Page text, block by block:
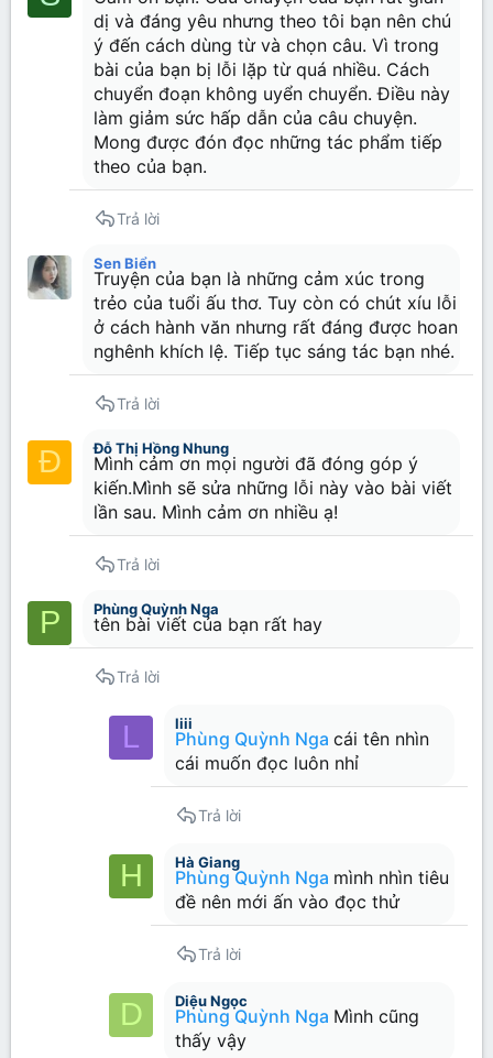
dị và đáng yêu nhưng theo tôi bạn nên chú
ý đến cách dùng từ và chọn câu. Vì trong
bài của bạn bị lỗi lặp từ quá nhiều. Cách
chuyển đoạn không uyển chuyển. Điều này
làm giảm sức hấp dẫn của câu chuyện.
Mong được đón đọc những tác phẩm tiếp
theo của bạn.
Trả lời
Sen Biển
Truyện của bạn là những cảm xúc trong
trẻo của tuổi ấu thơ. Tuy còn có chút xíu lỗi
ở cách hành văn nhưng rất đáng được hoan
nghênh khích lệ. Tiếp tục sáng tác bạn nhé.
Trả lời
Đ Đỗ Thị Hồng Nhung
Mình cảm ơn mọi người đã đóng góp ý
kiến.Mình sẽ sửa những lỗi này vào bài viết
lần sau. Mình cảm ơn nhiều ạ!
Trả lời
P Phùng Quỳnh Nga
tên bài viết của bạn rất hay
Trả lời
L liii
Phùng Quỳnh Nga cái tên nhìn
cái muốn đọc luôn nhỉ
Trả lời
H Hà Giang
Phùng Quỳnh Nga mình nhìn tiêu
đề nên mới ấn vào đọc thử
Trả lời
D Diệu Ngọc
Phùng Quỳnh Nga Mình cũng
thấy vậy